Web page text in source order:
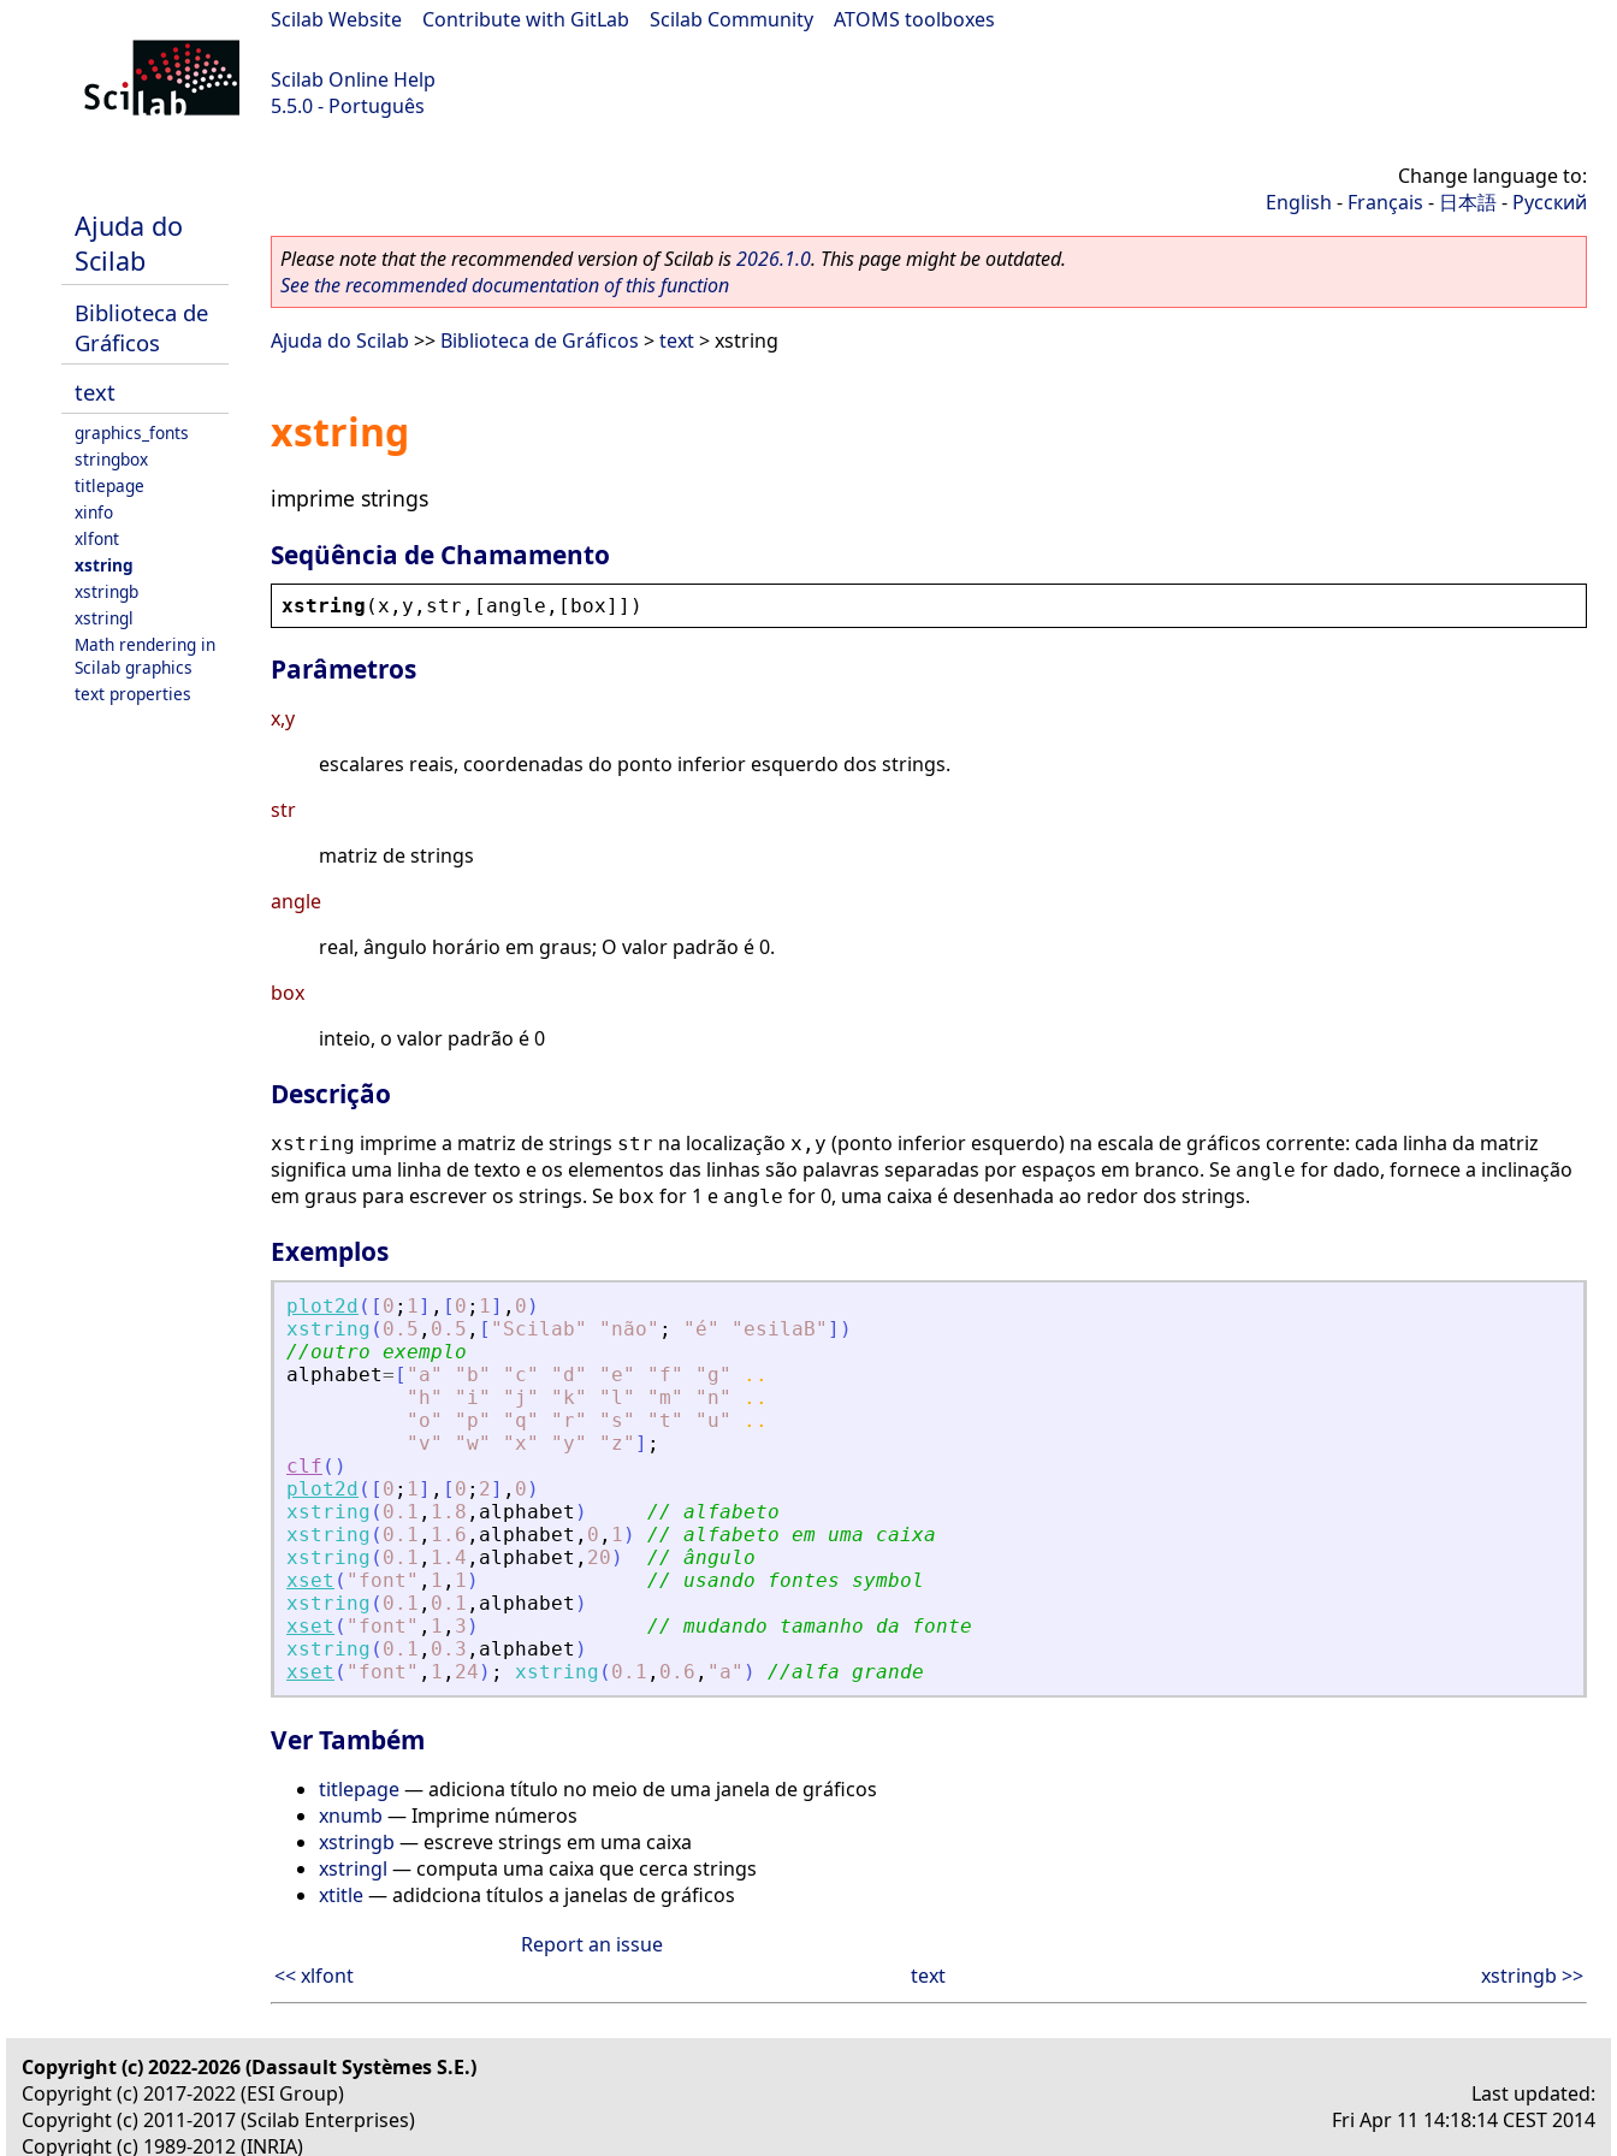
Scilab Website Contribute with GitLab Scilab Community ATOMS toolboxes
Scilab Online Help
5.5.0 - Português
Ajuda do
Scilab
Biblioteca de
Gráficos
text
graphics_fonts
stringbox
titlepage
xinfo
xlfont
xstring
xstringb
xstringl
Math rendering in
Scilab graphics
text properties
Change language to:
English - Français - 日本語- Русский
Please note that the recommended version of Scilab is2026.1.0. This page might be outdated.
See the recommended documentation of this function
Ajuda do Scilab >> Biblioteca de Gráficos >text> xstring
xstring
imprime strings
Seqüência de Chamamento
xstring ( x , y , str ,[ angle ,[ box]])
Parâmetros
x,y
escalares reais, coordenadas do ponto inferior esquerdo dos strings.
str
matriz de strings
angle
real, ângulo horário em graus; O valor padrão é 0.
box
inteio, o valor padrão é 0
Descrição
xstring imprime a matriz de strings str na localização x,y (ponto inferior esquerdo) na escala de gráficos corrente: cada linha da matriz
significa uma linha de texto e os elementos das linhas são palavras separadas por espaços em branco. Se angle for dado, fornece a inclinação
em graus para escrever os strings. Se box for 1 e angle for 0, uma caixa é desenhada ao redor dos strings.
Exemplos
plot2d ( [ 0 ; 1] , [ 0 ; 1] , 0 )
xstring ( 0.5 , 0.5 , [ " Scilab" " não" ; " é" " esilaB" ] )
//outro exemplo
alphabet= [ " a" " b" " c" " d " " e" " f" " g "
..
" h" " i" " j " " k" " l " " m" " n"
..
" o" " p" " q" " r" " s " " t " " u"
..
" v" "w" " x" " y" " z " ] ;
clf ( )
plot2d ( [ 0 ; 1] , [ 0 ; 2] , 0 )
xstring ( 0.1 , 1.8 , alphabet )
// alfabeto
xstring ( 0.1 , 1.6 , alphabet , 0 , 1 )
// alfabeto em uma caixa
xstring ( 0.1 , 1.4 , alphabet , 20 )
// ângulo
xset ( " font " , 1 , 1 )
// usando fontes symbol
xstring ( 0.1 , 0.1 , alphabet )
xset ( " font " , 1 , 3 )
// mudando tamanho da fonte
xstring ( 0.1 , 0.3 , alphabet )
xset ( " font " , 1 , 24 ) ; xstring ( 0.1 , 0.6 , " a" ) //alfa grande
Ver Também
titlepage— adiciona título no meio de uma janela de gráficos
xnumb — Imprime números
xstringb — escreve strings em uma caixa
xstringl — computa uma caixa que cerca strings
xtitle— adidciona títulos a janelas de gráficos
Report an issue
<< xlfont
text xstringb >>
Copyright (c) 2022-2026 (Dassault Systèmes S.E.)
Copyright (c) 2017-2022 (ESI Group)
Copyright (c) 2011-2017 (Scilab Enterprises)
Copyright (c) 1989-2012 (INRIA)
Last updated:
Fri Apr 11 14:18:14 CEST 2014